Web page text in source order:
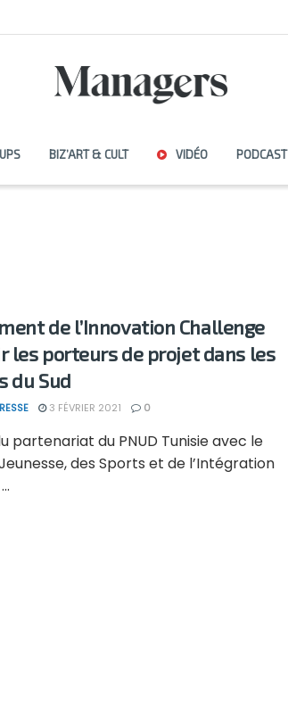
BIZ’ART & CULT VIDÉO PODCAST
de l’Innovation Challenge
les porteurs de projet dans les
du Sud
3 FÉVRIER 2021 0
partenariat du PNUD Tunisie avec le
des Sports et de l’Intégration